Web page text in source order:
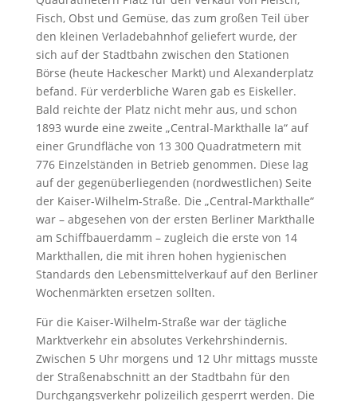
Fisch, Obst und Gemüse, das zum großen Teil über
den kleinen Verladebahnhof geliefert wurde, der
sich auf der Stadtbahn zwischen den Stationen
Börse (heute Hackescher Markt) und Alexanderplatz
befand. Für verderbliche Waren gab es Eiskeller.
Bald reichte der Platz nicht mehr aus, und schon
1893 wurde eine zweite „Central-Markthalle Ia“ auf
einer Grundfläche von 13 300 Quadratmetern mit
776 Einzelständen in Betrieb genommen. Diese lag
auf der gegenüberliegenden (nordwestlichen) Seite
der Kaiser-Wilhelm-Straße. Die „Central-Markthalle“
war – abgesehen von der ersten Berliner Markthalle
am Schiffbauerdamm – zugleich die erste von 14
Markthallen, die mit ihren hohen hygienischen
Standards den Lebensmittelverkauf auf den Berliner
Wochenmärkten ersetzen sollten.
Für die Kaiser-Wilhelm-Straße war der tägliche
Marktverkehr ein absolutes Verkehrshindernis.
Zwischen 5 Uhr morgens und 12 Uhr mittags musste
der Straßenabschnitt an der Stadtbahn für den
Durchgangsverkehr polizeilich gesperrt werden. Die